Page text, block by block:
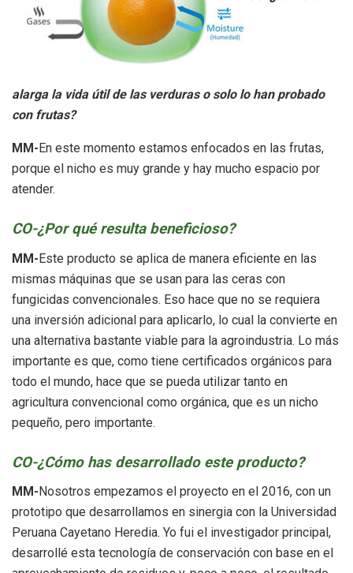
alarga la vida útil de las verduras o solo lo han probado
con frutas?
MM-En este momento estamos enfocados en las frutas,
porque el nicho es muy grande y hay mucho espacio por
atender.
CO-¿Por qué resulta beneficioso?
MM-Este producto se aplica de manera eficiente en las
mismas máquinas que se usan para las ceras con
fungicidas convencionales. Eso hace que no se requiera
una inversión adicional para aplicarlo, lo cual la convierte en
una alternativa bastante viable para la agroindustria. Lo más
importante es que, como tiene certificados orgánicos para
todo el mundo, hace que se pueda utilizar tanto en
agricultura convencional como orgánica, que es un nicho
pequeño, pero importante.
CO-¿Cómo has desarrollado este producto?
MM- Nosotros empezamos el proyecto en el 2016, con un
prototipo que desarrollamos en sinergia con la Universidad
Peruana Cayetano Heredia. Yo fui el investigador principal,
desarrollé esta tecnología de conservación con base en el